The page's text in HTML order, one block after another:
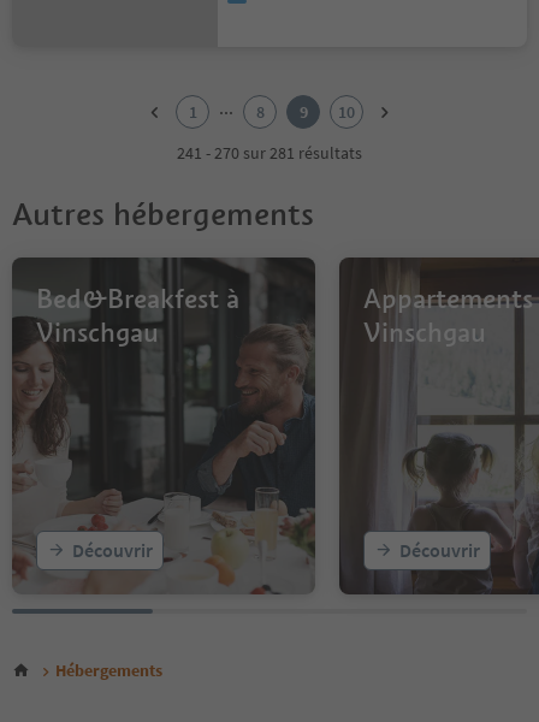
7
9
10
1 ... 8 9
10
241 - 270 sur 281 résultats
Autres hébergements
Bed&Breakfest à
Vinschgau
Découvrir
Appartements
Vinschgau
Découvrir
Hébergements